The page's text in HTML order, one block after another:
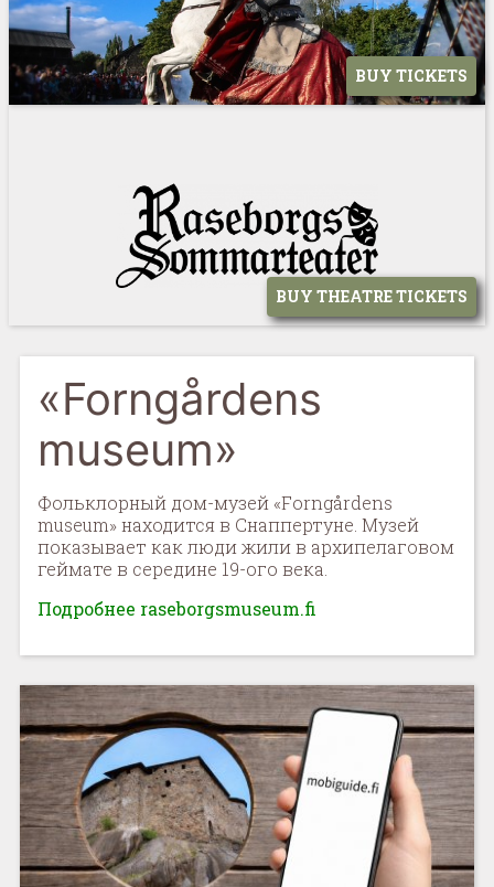
BUY TICKETS
BUY THEATRE TICKETS
«Forngårdens
museum»
Фольклорный дом-музей «Forngårdens
museum» находится в Снаппертуне. Музей
показывает как люди жили в архипелаговом
геймате в середине 19-ого века.
Подробнее raseborgsmuseum.fi